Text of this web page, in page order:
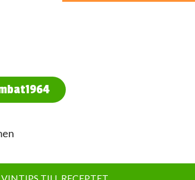
VINTIPS TILL RECEPTET